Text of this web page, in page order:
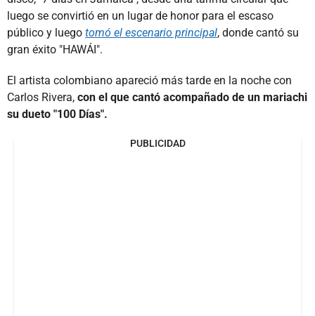
luego se convirtió en un lugar de honor para el escaso
público y luego tomó el escenario principal, donde cantó su
gran éxito "HAWÁI".
El artista colombiano apareció más tarde en la noche con
Carlos Rivera, con el que cantó acompañado de un mariachi
su dueto "100 Días".
PUBLICIDAD